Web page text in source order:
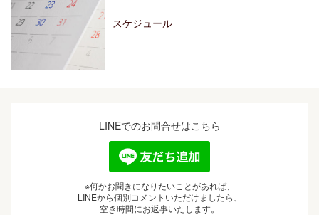
LINEでのお問合せはこちら
※何かお聞きになりたいことがあれば、
LINEから個別コメントいただけましたら、
空き時間にお返事いたします。
スケジュール